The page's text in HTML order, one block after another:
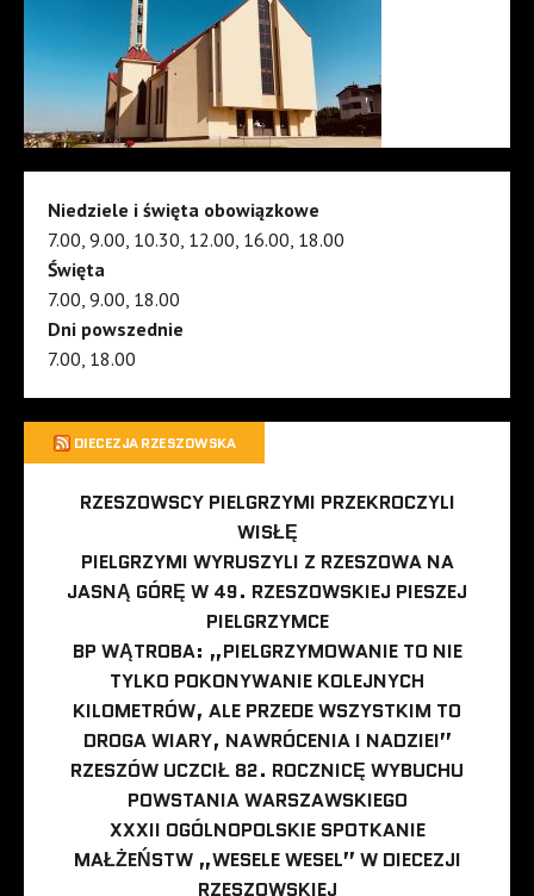
Niedziele i święta obowiązkowe
7.00, 9.00, 10.30, 12.00, 16.00, 18.00
Święta
7.00, 9.00, 18.00
Dni powszednie
7.00, 18.00
DIECEZJA RZESZOWSKA
RZESZOWSCY PIELGRZYMI PRZEKROCZYLI
WISŁĘ
PIELGRZYMI WYRUSZYLI Z RZESZOWA NA
JASNĄ GÓRĘ W 49. RZESZOWSKIEJ PIESZEJ
PIELGRZYMCE
BP WĄTROBA: „PIELGRZYMOWANIE TO NIE
TYLKO POKONYWANIE KOLEJNYCH
KILOMETRÓW, ALE PRZEDE WSZYSTKIM TO
DROGA WIARY, NAWRÓCENIA I NADZIEI”
RZESZÓW UCZCIŁ 82. ROCZNICĘ WYBUCHU
POWSTANIA WARSZAWSKIEGO
XXXII OGÓLNOPOLSKIE SPOTKANIE
MAŁŻEŃSTW „WESELE WESEL” W DIECEZJI
RZESZOWSKIEJ